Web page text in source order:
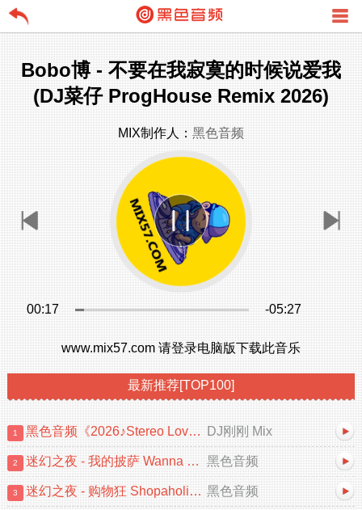
Bobo博 - 不要在我寂寞的时候说爱我
(DJ菜仔 ProgHouse Remix 2026)
MIX制作人：黑色音频
00:17 -05:27
www.mix57.com 请登录电脑版下载此音乐
最新推荐[TOP100]
1 黑色音频《2026♪Stereo Love♡忘情冷雨夜♪中文跳舞大碟V2》DJ刚刚 Mix DJ刚刚 Mix
2 迷幻之夜 - 我的披萨 Wanna Be A Star (DJAX FunkyHouse 2026 Remix) 黑色音频
3 迷幻之夜 - 购物狂 Shopaholic (DJAX FunkyHouse Mix 2026) 黑色音频